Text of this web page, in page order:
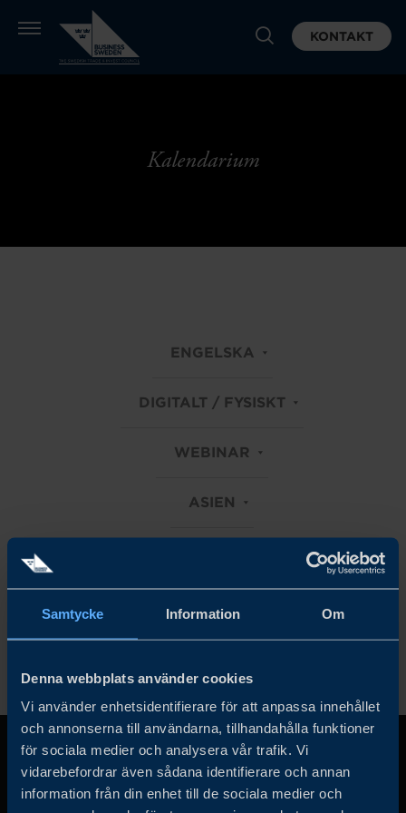
Samtycke Information Om
Denna webbplats använder cookies
Vi använder enhetsidentifierare för att anpassa innehållet
och annonserna till användarna, tillhandahålla funktioner
för sociala medier och analysera vår trafik. Vi
vidarebefordrar även sådana identifierare och annan
information från din enhet till de sociala medier och
KONTAKT
Kalendarium
ENGELSKA
DIGITALT / FYSISKT
WEBINAR
ASIEN
Rensa alla filter